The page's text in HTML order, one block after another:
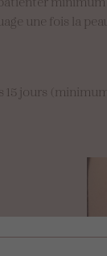
une fois la
15 jours